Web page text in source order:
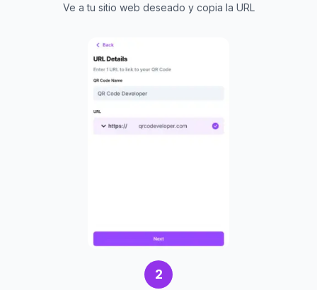
Ve a tu sitio web deseado y copia la URL
2